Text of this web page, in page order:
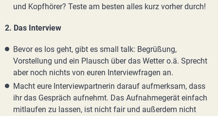
und Kopfhörer? Teste am besten alles kurz vorher durch!
2. Das Interview
Bevor es los geht, gibt es small talk: Begrüßung,
Vorstellung und ein Plausch über das Wetter o.ä. Sprecht
aber noch nichts von euren Interviewfragen an.
Macht eure Interviewpartnerin darauf aufmerksam, dass
ihr das Gespräch aufnehmt. Das Aufnahmegerät einfach
mitlaufen zu lassen, ist nicht fair und außerdem nicht